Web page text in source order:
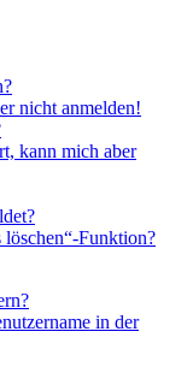
nicht anmelden!
kann mich aber
Funktion?
in der